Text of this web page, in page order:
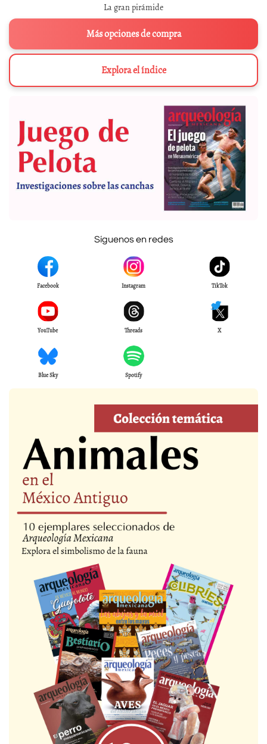
La gran pirámide
Más opciones de compra
Explora el índice
Síguenos en redes
Facebook Instagram TikTok
YouTube Threads X
Blue Sky Spotify